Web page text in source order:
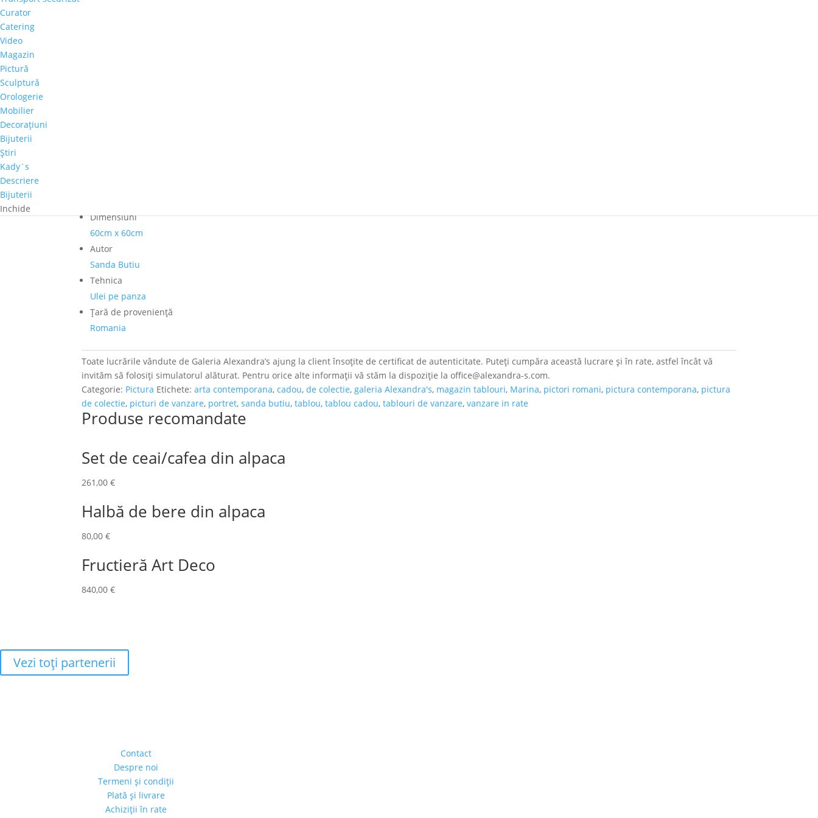
Curator
Catering
Video
Magazin
Pictură
Sculptură
Orologerie
Mobilier
Decoraţiuni
Bijuterii
Ştiri
Kady`s
Descriere
Bijuterii
Inchide
Dimensiuni
60cm x 60cm
Autor
Sanda Butiu
Tehnica
Ulei pe panza
Ţară de provenienţă
Romania
Toate lucrările vândute de Galeria Alexandra’s ajung la client însoțite de certificat de autenticitate. Puteți cumpăra această lucrare și în rate, astfel încât vă
invităm să folosiți simulatorul alăturat. Pentru orice alte informații vă stăm la dispoziție la office@alexandra-s.com.
Categorie: Pictura Etichete:arta contemporana,cadou,de colectie,galeria Alexandra's, magazin tablouri, Marina, pictori romani, pictura contemporana, pictura
de colectie, picturi de vanzare, portret,sanda butiu,tablou,tablou cadou,tablouri de vanzare,vanzare in rate
Produse recomandate
Set de ceai/cafea din alpaca
261,00€
Halbă de bere din alpaca
80,00€
Fructieră Art Deco
840,00€
Vezi toţi partenerii
Contact
Despre noi
Termeni şi condiţii
Plată şi livrare
Achiziţii în rate